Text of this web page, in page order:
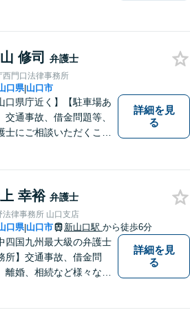
声を大切にし、適切な解
法をご提案いたします。
修司 弁護士
西門口法律事務所
口県|山口市
口県庁近く】【駐車場あ
交通事故、借金問題等、
士にご相談いただくこと
護士が、客観的視点から
を検討し、最適の解決方
探ります。
詳細を見
る
幸裕 弁護士
法律事務所 山口支店
口県|山口市 新山口駅 から徒歩6分
四国九州最大級の弁護士
所】交通事故、借金問
離婚、相続など様々な問
詳細を見
る